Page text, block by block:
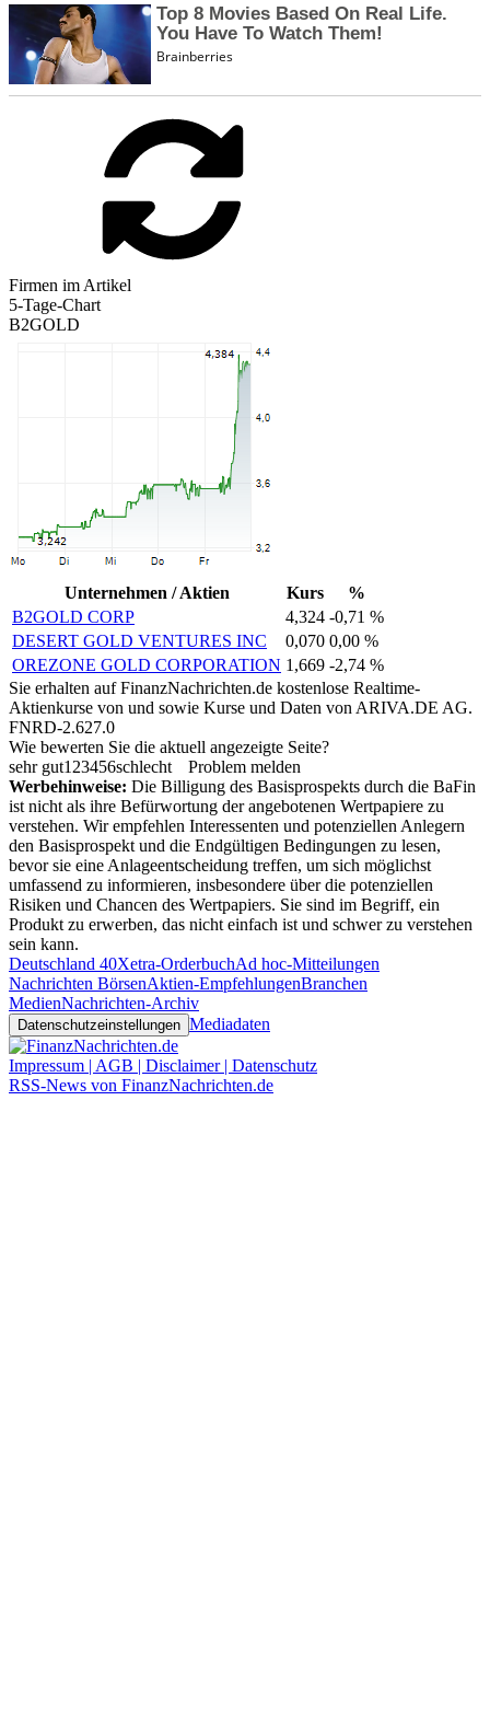
Firmen im Artikel
5-Tage-Chart
B2GOLD
Unternehmen / Aktien Kurs
%
B2GOLD CORP
4,324 -0,71 %
DESERT GOLD VENTURES INC
0,070 0,00 %
OREZONE GOLD CORPORATION 1,669 -2,74 %
Sie erhalten auf FinanzNachrichten.de kostenlose Realtime-
Aktienkurse von und sowie Kurse und Daten von ARIVA.DE AG.
FNRD-2.627.0
Wie bewerten Sie die aktuell angezeigte Seite?
sehr gut1 23456schlecht
Problem melden
Werbehinweise: Die Billigung des Basisprospekts durch die BaFin
ist nicht als ihre Befürwortung der angebotenen Wertpapiere zu
verstehen. Wir empfehlen Interessenten und potenziellen Anlegern
den Basisprospekt und die Endgültigen Bedingungen zu lesen,
bevor sie eine Anlageentscheidung treffen, um sich möglichst
umfassend zu informieren, insbesondere über die potenziellen
Risiken und Chancen des Wertpapiers. Sie sind im Begriff, ein
Produkt zu erwerben, das nicht einfach ist und schwer zu verstehen
sein kann.
Deutschland 40Xetra-OrderbuchAd hoc-Mitteilungen
Nachrichten BörsenAktien-EmpfehlungenBranchen
MedienNachrichten-Archiv
Datenschutzeinstellungen Mediadaten
Impressum | AGB | Disclaimer | Datenschutz
RSS-News von FinanzNachrichten.de